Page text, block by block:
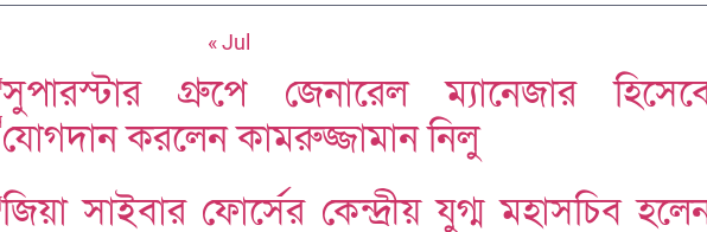
« Jul
সুপারস্টার গ্রুপে জেনারেল ম্যানেজার
যোগদান করলেন কামরুজ্জামান নিলু
জিয়া সাইবার ফোর্সের কেন্দ্রীয় যুগ্ম মহাসচিব